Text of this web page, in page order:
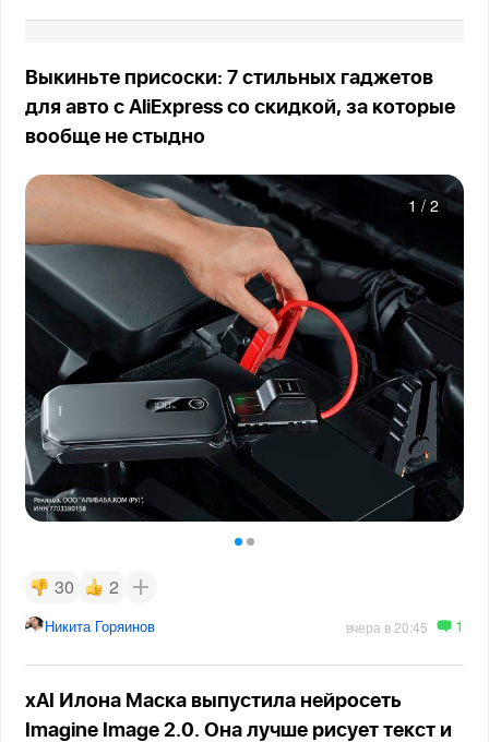
Выкиньте присоски: 7 стильных гаджетов
для авто с AliExpress со скидкой, за которые
вообще не стыдно
1 / 2
30 2
Никита Горяинов вчера в 20:45 1
xAI Илона Маска выпустила нейросеть
Imagine Image 2.0. Она лучше рисует текст и